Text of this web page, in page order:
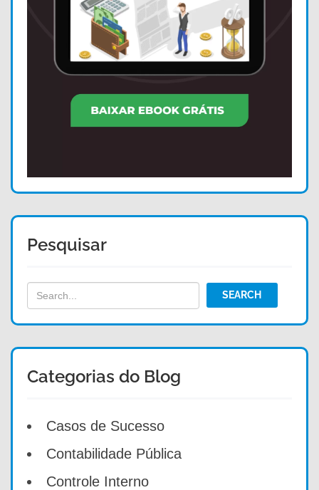
Pesquisar
Categorias do Blog
Casos de Sucesso
Contabilidade Pública
Controle Interno